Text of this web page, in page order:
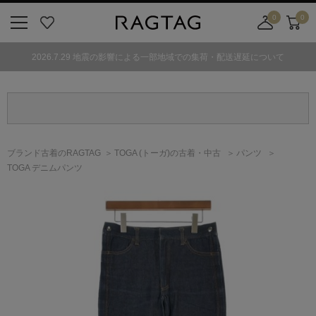
気
0
舗
カ
ト
0
2026.7.29 地震の影響による一部地域での集荷・配送遅延について
ブランド古着のRAGTAG TOGA (トーガ)の古着・中古
パンツ
TOGA デニムパンツ